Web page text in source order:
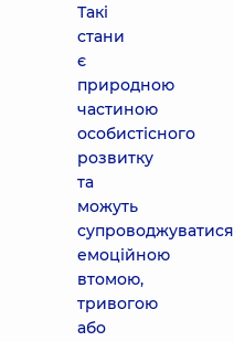
Такі
стани
є
природною
частиною
особистісного
розвитку
та
можуть
супроводжуватися
емоційною
втомою,
тривогою
або